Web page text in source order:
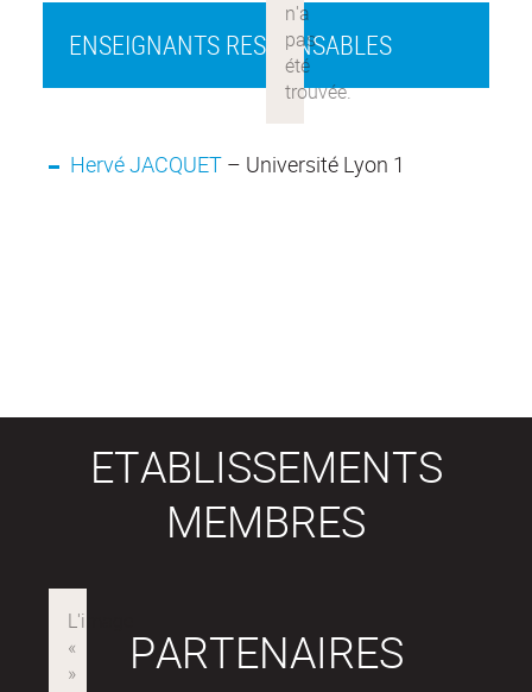
ENSEIGNANTS RESPONSABLES
Hervé JACQUET– Université Lyon 1
ETABLISSEMENTS
MEMBRES
PARTENAIRES